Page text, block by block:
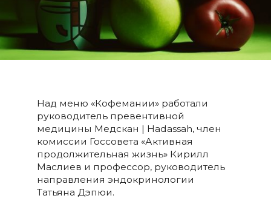
Над меню «Кофемании» работали
руководитель превентивной
медицины Медскан | Hadassah, член
комиссии Госсовета «Активная
продолжительная жизнь» Кирилл
Маслиев и профессор, руководитель
направления эндокринологии
Татьяна Дэпюи.